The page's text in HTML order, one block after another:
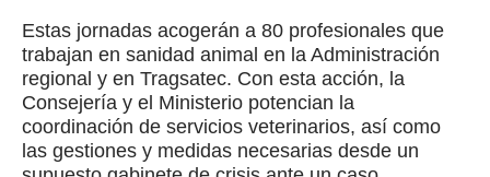
Estas jornadas acogerán a 80 profesionales que
trabajan en sanidad animal en la Administración
regional y en Tragsatec. Con esta acción, la
Consejería y el Ministerio potencian la
coordinación de servicios veterinarios, así como
las gestiones y medidas necesarias desde un